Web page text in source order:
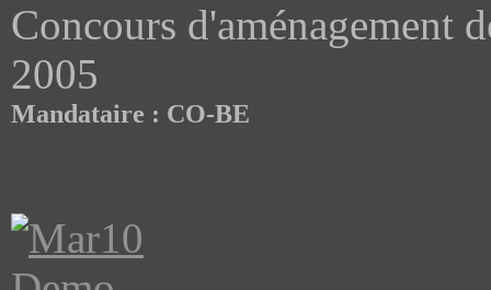
Concours d'aménagement
2005
Mandataire : CO-BE